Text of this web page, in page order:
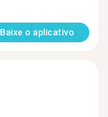
Baixe o aplicativo